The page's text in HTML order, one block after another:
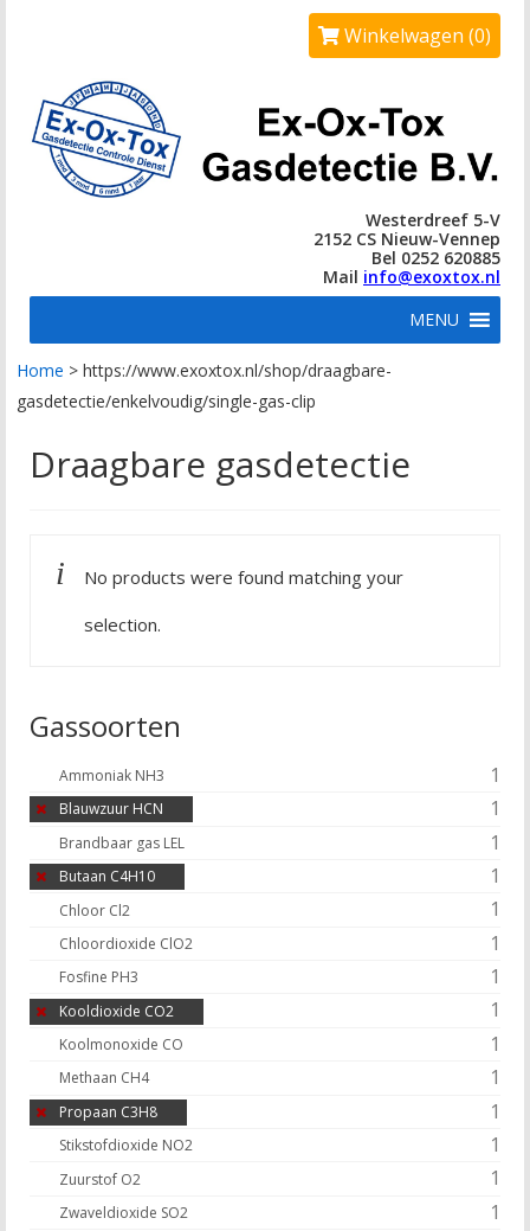
Winkelwagen (0)
Westerdreef 5-V
2152 CS Nieuw-Vennep
Bel 0252 620885
Mail info@exoxtox.nl
MENU
Home > https://www.exoxtox.nl/shop/draagbare-
gasdetectie/enkelvoudig/single-gas-clip
Draagbare gasdetectie
No products were found matching your
selection.
Gassoorten
Ammoniak NH3 1
Blauwzuur HCN 1
Brandbaar gas LEL 1
Butaan C4H10 1
Chloor Cl2 1
Chloordioxide ClO2 1
Fosfine PH3 1
Kooldioxide CO2 1
Koolmonoxide CO 1
Methaan CH4 1
Propaan C3H8 1
Stikstofdioxide NO2 1
Zuurstof O2 1
Zwaveldioxide SO2 1